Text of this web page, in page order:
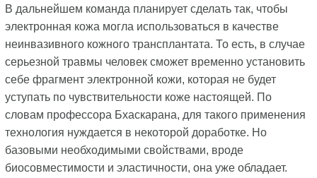
В дальнейшем команда планирует сделать так, чтобы
электронная кожа могла использоваться в качестве
неинвазивного кожного трансплантата. То есть, в случае
серьезной травмы человек сможет временно установить
себе фрагмент электронной кожи, которая не будет
уступать по чувствительности коже настоящей. По
словам профессора Бхаскарана, для такого применения
технология нуждается в некоторой доработке. Но
базовыми необходимыми свойствами, вроде
биосовместимости и эластичности, она уже обладает.